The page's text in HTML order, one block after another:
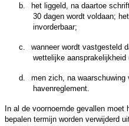
b.
het liggeld, na daartoe
30 dagen wordt voldaan;
invorderbaar;
c.
wanneer wordt vastgesteld
wettelijke aansprakelijkheid
d.
men zich, na
havenreglement.
In al de voornoemde gevallen moet
bepalen termijn worden verwijderd